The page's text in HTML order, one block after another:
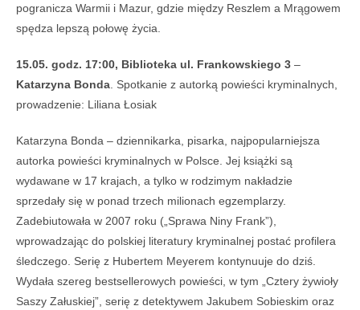
pogranicza Warmii i Mazur, gdzie między Reszlem a Mrągowem
spędza lepszą połowę życia.
15.05. godz. 17:00, Biblioteka ul. Frankowskiego 3 –
Katarzyna Bonda . Spotkanie z autorką powieści kryminalnych,
prowadzenie: Liliana Łosiak
Katarzyna Bonda – dziennikarka, pisarka, najpopularniejsza
autorka powieści kryminalnych w Polsce. Jej książki są
wydawane w 17 krajach, a tylko w rodzimym nakładzie
sprzedały się w ponad trzech milionach egzemplarzy.
Zadebiutowała w 2007 roku („Sprawa Niny Frank”),
wprowadzając do polskiej literatury kryminalnej postać profilera
śledczego. Serię z Hubertem Meyerem kontynuuje do dziś.
Wydała szereg bestsellerowych powieści, w tym „Cztery żywioły
Saszy Załuskiej”, serię z detektywem Jakubem Sobieskim oraz